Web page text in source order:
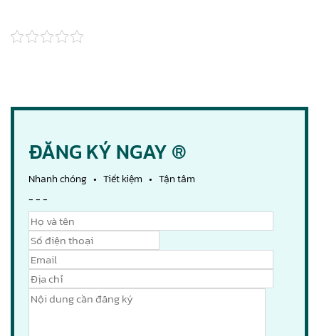
ĐĂNG KÝ NGAY ®
Nhanh chóng • Tiết kiệm • Tận tâm
- - -